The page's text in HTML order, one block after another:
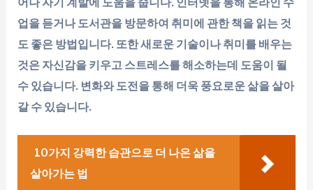
업을 듣거나 도서관을 방문하여 취미에 관한 책을 읽는 것
도 좋은 방법입니다. 또한 새로운 기술이나 취미를 배우는
것은 자신감을 키우고 스트레스를 해소하는데 도움이 될
수 있습니다. 변화와 도전을 통해 더욱 풍요로운 삶을 살아
갈 수 있습니다.
10가지 강력한 습관으로 더 나은 삶을
살아가는 법